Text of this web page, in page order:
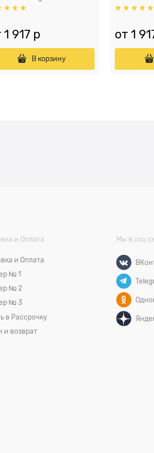
1 917 р
В корзину
от1
и Оплата
и Оплата
№ 1
№ 2
№ 3
в Рассрочку
и возврат
Мы в соц